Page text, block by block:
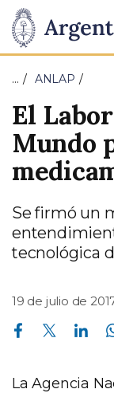
de
la
Nación
Pasar al
… ANLAP
El
Mundo
Se firmó un
tecnológica
19 de julio de
Compartir en Facebook Compartir en Twitter Compartir en Linkedin Compartir en Whatsapp
La Agencia